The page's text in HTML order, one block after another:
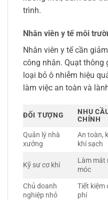
trình.
Nhân viên y tế môi
Nhân viên y tế cần
công nhân. Quạt thông
loại bỏ ô nhiễm hiệu
làm việc an toàn và
ĐỐI TƯỢNG
NHU
CHÍNH
Quản lý nhà
xưởng
An toàn,
khí sạch
Kỹ sư cơ khí
Làm mát
móc
Chủ doanh
nghiệp nhỏ
Tiết kiệm
phí